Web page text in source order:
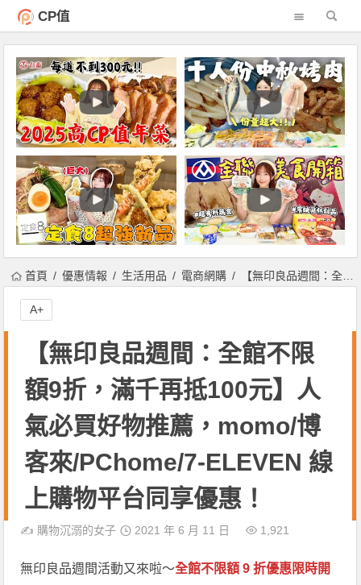
CP值
首頁 優惠情報 生活用品 電商網購 【無印良品週間：全館不限額9折，滿千再抵100元】人氣必買好物推薦，momo/博客來/PChome/7-ELEVEN 線上購物平台同享優惠！
【無印良品週間：全館不限
額9折，滿千再抵100元】人
氣必買好物推薦，momo/博
客來/PChome/7-ELEVEN 線
上購物平台同享優惠！
✍️ 購物沉溺的女子 2021 年 6 月 11 日 1,921
無印良品週間活動又來啦～全館不限額 9 折優惠限時開
A+